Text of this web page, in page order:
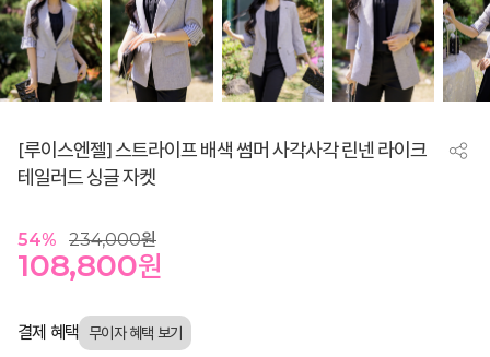
[루이스엔젤] 스트라이프 배색 썸머 사각사각 린넨 라이크
테일러드 싱글 자켓
54% 234,000원
108,800원
결제 혜택